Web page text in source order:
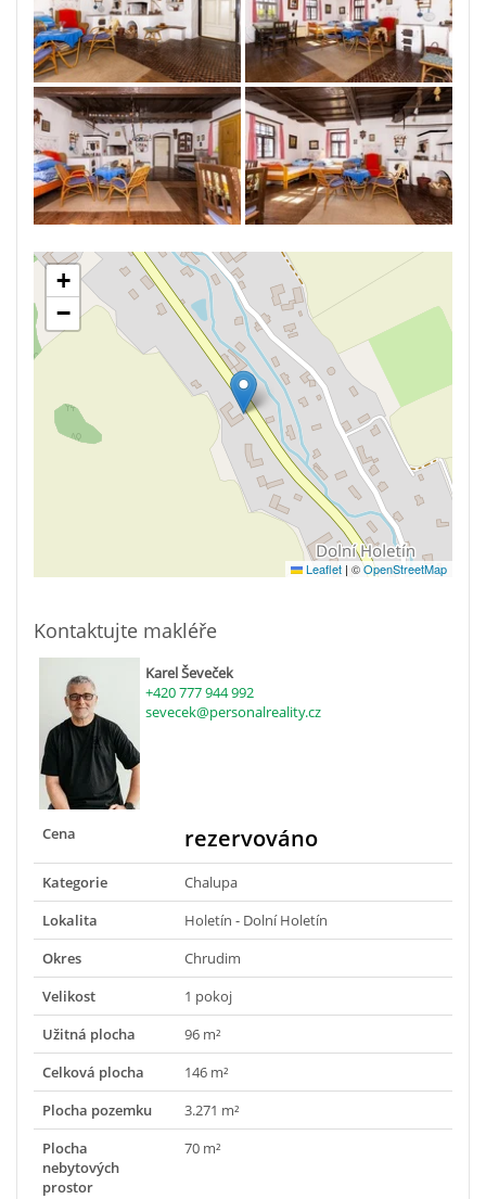
+
−
Leaflet | ©OpenStreetMap
Kontaktujte makléře
Karel Ševeček
+420 777 944 992
sevecek@personalreality.cz
Cena rezervováno
Kategorie
Chalupa
Lokalita
Holetín - Dolní Holetín
Okres
Chrudim
Velikost
1 pokoj
Užitná plocha
96 m²
Celková plocha
146 m²
Plocha pozemku
3.271 m²
Plocha
nebytových
prostor
70 m²